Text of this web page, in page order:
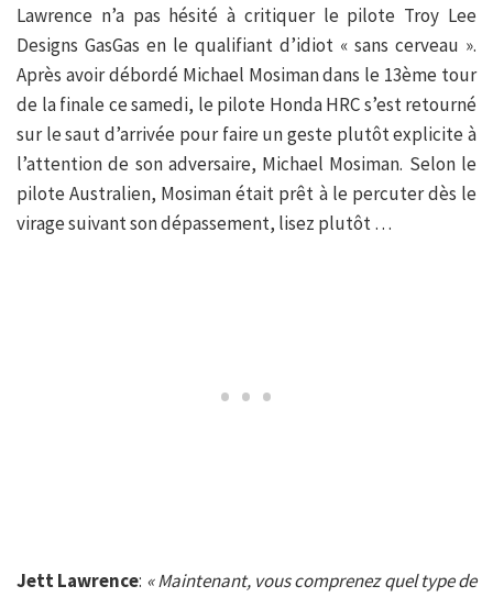
Lawrence n’a pas hésité à critiquer le pilote Troy Lee
Designs GasGas en le qualifiant d’idiot « sans cerveau ».
Après avoir débordé Michael Mosiman dans le 13ème tour
de la finale ce samedi, le pilote Honda HRC s’est retourné
sur le saut d’arrivée pour faire un geste plutôt explicite à
l’attention de son adversaire, Michael Mosiman. Selon le
pilote Australien, Mosiman était prêt à le percuter dès le
virage suivant son dépassement, lisez plutôt …
Jett Lawrence: « Maintenant, vous comprenez quel type de